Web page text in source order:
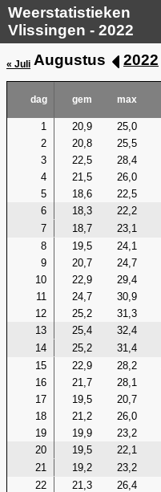
Weerstatistieken
Vlissingen - 2022
« Juli Augustus 2022
dag gem max
1 20,9 25,0
2
20,8 25,5
3
22,5 28,4
4
21,5 26,0
5
18,6 22,5
6
18,3 22,2
7
18,7 23,1
8
19,5 24,1
9
20,7 24,7
10
22,9 29,4
11
24,7 30,9
12
25,2 31,3
13
25,4 32,4
14
25,2 31,4
15
22,9 28,2
16
21,7 28,1
17
19,5 20,7
18
21,2 26,0
19
19,9 23,2
20
19,5 22,1
21
19,2 23,2
22
21,3 26,4